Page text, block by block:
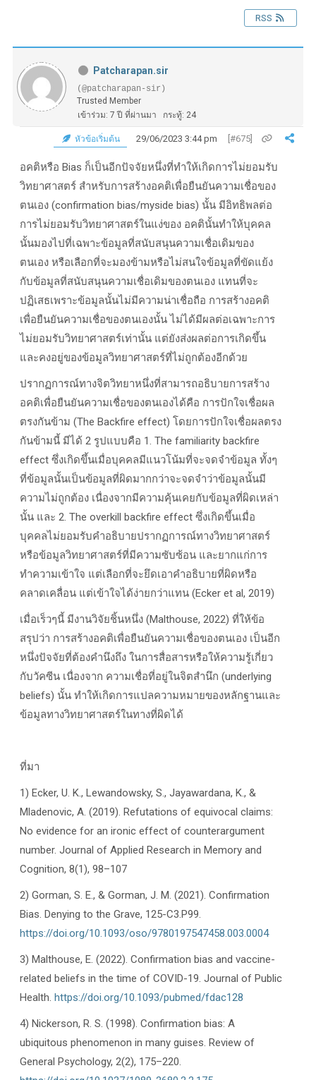
RSS
Patcharapan.sir
(@patcharapan-sir)
Trusted Member
เข้าร่วม: 7 ปี ที่ผ่านมา
กระทู้: 24
หัวข้อเริ่มต้น 29/06/2023 3:44 pm [#675]
อคติหรือ Bias ก็เป็นอีกปัจจัยหนึ่งที่ทำให้เกิดการไม่ยอมรับ
วิทยาศาสตร์ สำหรับการสร้างอคติเพื่อยืนยันความเชื่อของ
ตนเอง (confirmation bias/myside bias) นั้น มีอิทธิพลต่อ
การไม่ยอมรับวิทยาศาสตร์ในแง่ของ อคตินั้นทำให้บุคคล
นั้นมองไปที่เฉพาะข้อมูลที่สนับสนุนความเชื่อเดิมของ
ตนเอง หรือเลือกที่จะมองข้ามหรือไม่สนใจข้อมูลที่ขัดแย้ง
กับข้อมูลที่สนับสนุนความเชื่อเดิมของตนเอง แทนที่จะ
ปฏิเสธเพราะข้อมูลนั้นไม่มีความน่าเชื่อถือ การสร้างอคติ
เพื่อยืนยันความเชื่อของตนเองนั้น ไม่ได้มีผลต่อเฉพาะการ
ไม่ยอมรับวิทยาศาสตร์เท่านั้น แต่ยังส่งผลต่อการเกิดขึ้น
และคงอยู่ของข้อมูลวิทยาศาสตร์ที่ไม่ถูกต้องอีกด้วย
ปรากฏการณ์ทางจิตวิทยาหนึ่งที่สามารถอธิบายการสร้าง
อคติเพื่อยืนยันความเชื่อของตนเองได้คือ การปักใจเชื่อผล
ตรงกันข้าม (The Backfire effect) โดยการปักใจเชื่อผลตรง
กันข้ามนี้ มีได้ 2 รูปแบบคือ 1. The familiarity backfire
effect ซึ่งเกิดขึ้นเมื่อบุคคลมีแนวโน้มที่จะจดจำข้อมูล ทั้งๆ
ที่ข้อมูลนั้นเป็นข้อมูลที่ผิดมากกว่าจะจดจำว่าข้อมูลนั้นมี
ความไม่ถูกต้อง เนื่องจากมีความคุ้นเคยกับข้อมูลที่ผิดเหล่า
นั้น และ 2. The overkill backfire effect ซึ่งเกิดขึ้นเมื่อ
บุคคลไม่ยอมรับคำอธิบายปรากฏการณ์ทางวิทยาศาสตร์
หรือข้อมูลวิทยาศาสตร์ที่มีความซับซ้อน และยากแก่การ
ทำความเข้าใจ แต่เลือกที่จะยึดเอาคำอธิบายที่ผิดหรือ
คลาดเคลื่อน แต่เข้าใจได้ง่ายกว่าแทน (Ecker et al, 2019)
เมื่อเร็วๆนี้ มีงานวิจัยชิ้นหนึ่ง (Malthouse, 2022) ที่ให้ข้อ
สรุปว่า การสร้างอคติเพื่อยืนยันความเชื่อของตนเอง เป็นอีก
หนึ่งปัจจัยที่ต้องคำนึงถึง ในการสื่อสารหรือให้ความรู้เกี่ยว
กับวัคซีน เนื่องจาก ความเชื่อที่อยู่ในจิตสำนึก (underlying
beliefs) นั้น ทำให้เกิดการแปลความหมายของหลักฐานและ
ข้อมูลทางวิทยาศาสตร์ในทางที่ผิดได้
ที่มา
1) Ecker, U. K., Lewandowsky, S., Jayawardana, K., &
Mladenovic, A. (2019). Refutations of equivocal claims:
No evidence for an ironic effect of counterargument
number. Journal of Applied Research in Memory and
Cognition, 8(1), 98–107
2) Gorman, S. E., & Gorman, J. M. (2021). Confirmation
Bias. Denying to the Grave, 125-C3.P99.
https://doi.org/10.1093/oso/9780197547458.003.0004
3) Malthouse, E. (2022). Confirmation bias and vaccine-
related beliefs in the time of COVID-19. Journal of Public
Health. https://doi.org/10.1093/pubmed/fdac128
4) Nickerson, R. S. (1998). Confirmation bias: A
ubiquitous phenomenon in many guises. Review of
General Psychology, 2(2), 175–220.